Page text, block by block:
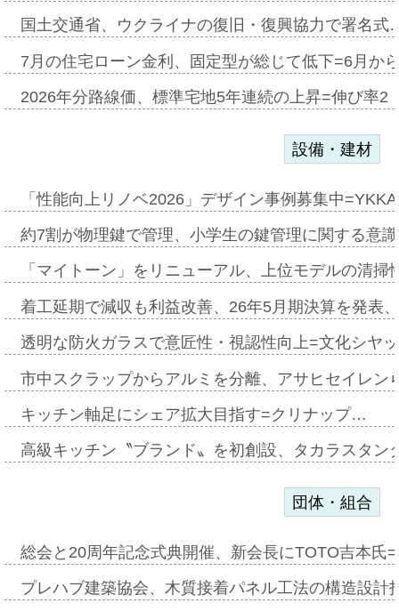
国土交通省、ウクライナの復旧・復興協力で署名
7月の住宅ローン金利、固定型が総じて低下=6月か
2026年分路線価、標準宅地5年連続の上昇=伸び率
設備・建材
「性能向上リノベ2026」デザイン事例募集中
約7割が物理鍵で管理、小学生の鍵管理に関する意
「マイトーン」をリニューアル、上位モデルの清
着工延期で減収も利益改善、26年5月期決算を発表
透明な防火ガラスで意匠性・視認性向上=文化シヤ
市中スクラップからアルミを分離、アサヒセイレ
キッチン軸足にシェア拡大目指す=クリナップ…
高級キッチン〝ブランド〟を初創設、タカラスタ
団体・組合
総会と20周年記念式典開催、新会長にTOTO吉本氏
プレハブ建築協会、木質接着パネル工法の構造設